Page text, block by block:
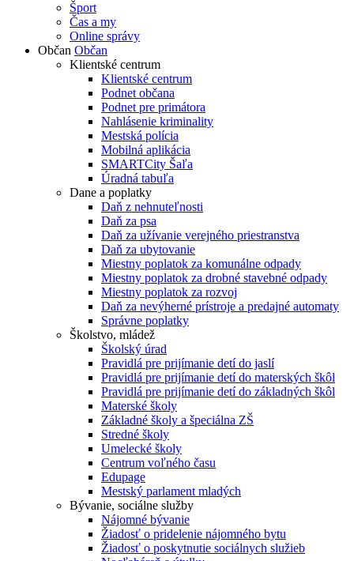
Šport
Čas a my
Online správy
Občan Občan
Klientské centrum
Klientské centrum
Podnet občana
Podnet pre primátora
Nahlásenie kriminality
Mestská polícia
Mobilná aplikácia
SMARTCity Šaľa
Úradná tabuľa
Dane a poplatky
Daň z nehnuteľnosti
Daň za psa
Daň za užívanie verejného priestranstva
Daň za ubytovanie
Miestny poplatok za komunálne odpady
Miestny poplatok za drobné stavebné odpady
Miestny poplatok za rozvoj
Daň za nevýherné prístroje a predajné automaty
Správne poplatky
Školstvo, mládež
Školský úrad
Pravidlá pre prijímanie detí do jaslí
Pravidlá pre prijímanie detí do materských škôl
Pravidlá pre prijímanie detí do základných škôl
Materské školy
Základné školy a špeciálna ZŠ
Stredné školy
Umelecké školy
Centrum voľného času
Edupage
Mestský parlament mladých
Bývanie, sociálne služby
Nájomné bývanie
Žiadosť o pridelenie nájomného bytu
Žiadosť o poskytnutie sociálnych služieb